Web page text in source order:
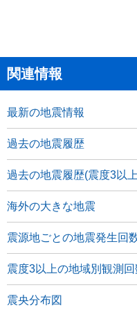
関連情報
最新の地震情報
過去の地震履歴
過去の地震履歴(震度3以
海外の大きな地震
震源地ごとの地震発生回
震度3以上の地域別観測回
震央分布図